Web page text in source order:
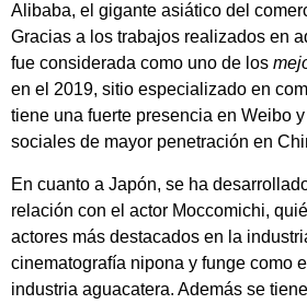
Alibaba, el gigante asiático del
Gracias a los trabajos realizados en
fue considerada como uno de los
en el 2019, sitio especializado en
tiene una fuerte presencia en Weibo
sociales de mayor penetración en
En cuanto a Japón, se ha
relación con el actor Moccomichi,
actores más destacados en la
cinematografía nipona y funge como
industria aguacatera. Además se